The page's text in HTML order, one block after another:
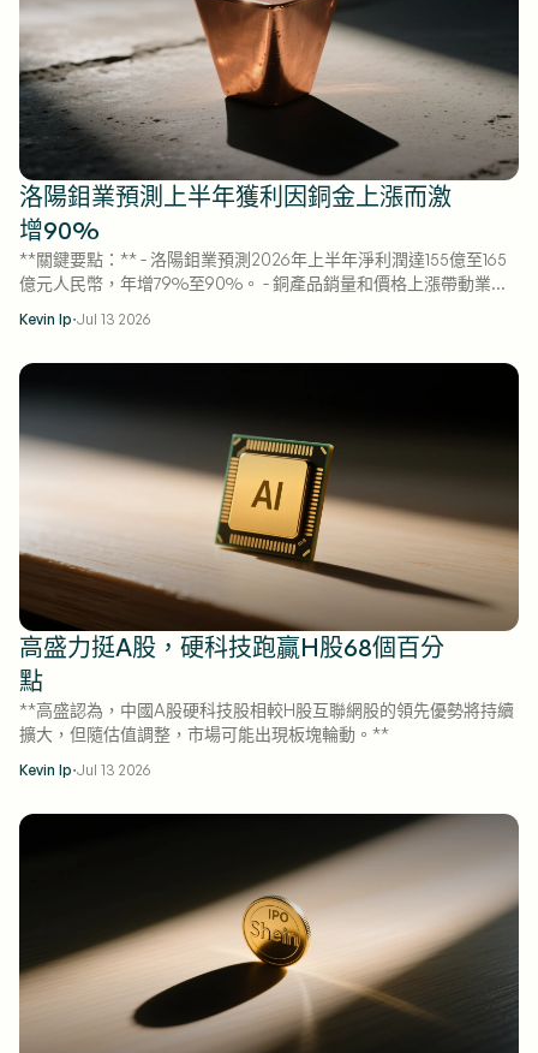
洛陽鉬業預測上半年獲利因銅金上漲而激
增90%
**關鍵要點：** - 洛陽鉬業預測2026年上半年淨利潤達155億至165
億元人民幣，年增79%至90%。 - 銅產品銷量和價格上漲帶動業績
步提振獲利。
Kevin Ip·Jul 13 2026
高盛力挺A股，硬科技跑贏H股68個百分
點
**高盛認為，中國A股硬科技股相較H股互聯網股的領先優勢將持續
擴大，但隨估值調整，市場可能出現板塊輪動。**
Kevin Ip·Jul 13 2026